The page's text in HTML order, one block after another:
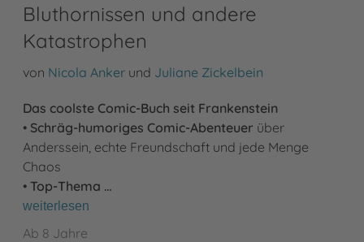
Bluthornissen und andere
Katastrophen
von Nicola Anker und Juliane Zickelbein
Das coolste Comic-Buch seit Frankenstein
• Schräg-humoriges Comic-Abenteuer über
Anderssein, echte Freundschaft und jede Menge
Chaos
• Top-Thema …
weiterlesen
Ab 8 Jahre